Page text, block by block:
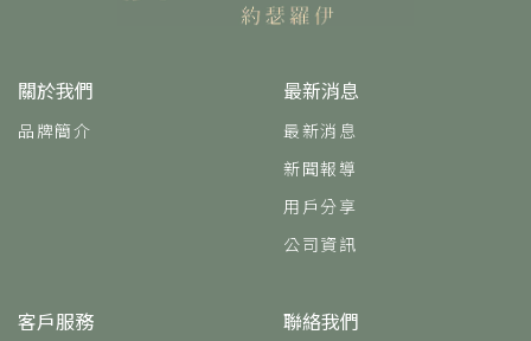
關於我們
品牌簡介
最新消息
最新消息
新聞報導
用戶分享
公司資訊
客戶服務 聯絡我們